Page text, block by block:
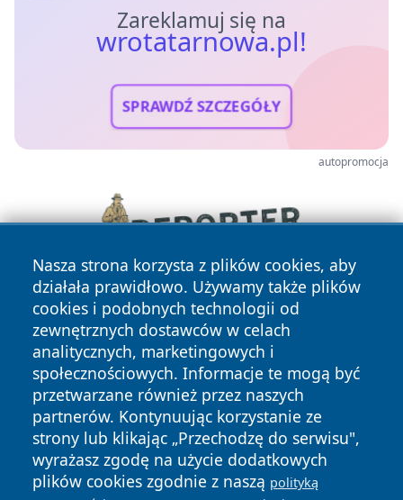
Zareklamuj się na
wrotatarnowa.pl!
SPRAWDŹ SZCZEGÓŁY
autopromocja
Nasza strona korzysta z plików cookies, aby
działała prawidłowo. Używamy także plików
cookies i podobnych technologii od
zewnętrznych dostawców w celach
analitycznych, marketingowych i
społecznościowych. Informacje te mogą być
przetwarzane również przez naszych
partnerów. Kontynuując korzystanie ze
strony lub klikając „Przechodzę do serwisu",
wyrażasz zgodę na użycie dodatkowych
plików cookies zgodnie z naszą polityką
Copyright © 2026 wrotatarnowa.pl Wszystkie prawa
zastrzeżone.